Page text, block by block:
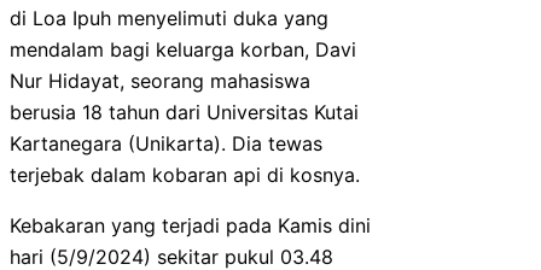
di Loa Ipuh menyelimuti duka yang
mendalam bagi keluarga korban, Davi
Nur Hidayat, seorang mahasiswa
berusia 18 tahun dari Universitas Kutai
Kartanegara (Unikarta). Dia tewas
terjebak dalam kobaran api di kosnya.
Kebakaran yang terjadi pada Kamis dini
hari (5/9/2024) sekitar pukul 03.48